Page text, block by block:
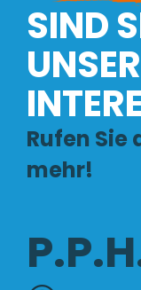
SIND
Rufen Sie
mehr!